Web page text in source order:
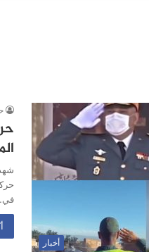
أخبار